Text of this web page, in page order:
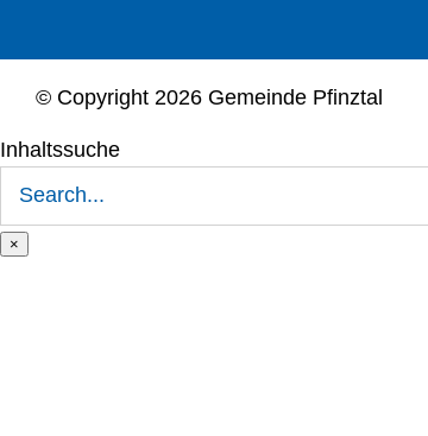
© Copyright 2026 Gemeinde Pfinztal
Inhaltssuche
×